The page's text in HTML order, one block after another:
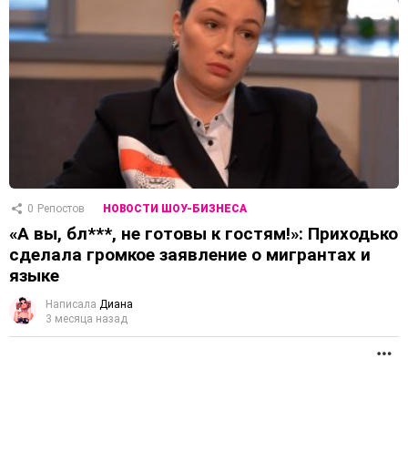
0 Репостов НОВОСТИ ШОУ-БИЗНЕСА
«А вы, бл***, не готовы к гостям!»: Приходько
сделала громкое заявление о мигрантах и ​​
языке
Написала Диана
3 месяца назад